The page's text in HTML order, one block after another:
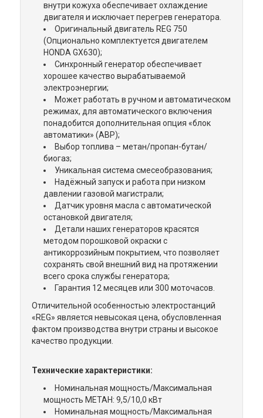
внутри кожуха обеспечивает охлаждение
двигателя и исключает перегрев генератора.
Оригинальный двигатель REG 750
(Опционально комплектуется двигателем
HONDA GX630);
Синхронный генератор обеспечивает
хорошее качество вырабатываемой
электроэнергии;
Может работать в ручном и автоматическом
режимах, для автоматического включения
понадобится дополнительная опция «блок
автоматики» (АВР);
Выбор топлива – метан/пропан-бутан/
биогаз;
Уникальная система смесеобразования;
Надёжный запуск и работа при низком
давлении газовой магистрали;
Датчик уровня масла с автоматической
остановкой двигателя;
Детали наших генераторов красятся
методом порошковой окраски с
антикоррозийным покрытием, что позволяет
сохранять свой внешний вид на протяжении
всего срока службы генератора;
Гарантия 12 месяцев или 300 моточасов.
Отличительной особенностью электростанций
«REG» является невысокая цена, обусловленная
фактом производства внутри страны и высокое
качество продукции.
Технические характеристики:
Номинальная мощность/Максимальная
мощность МЕТАН: 9,5/10,0 кВт
Номинальная мощность/Максимальная